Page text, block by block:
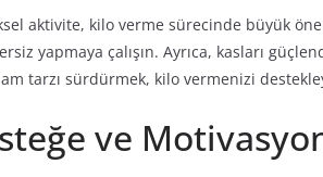
aktivite, kilo verme sürecinde büyük
yapmaya çalışın. Ayrıca, kasları
tarzı sürdürmek, kilo vermenizi
ve